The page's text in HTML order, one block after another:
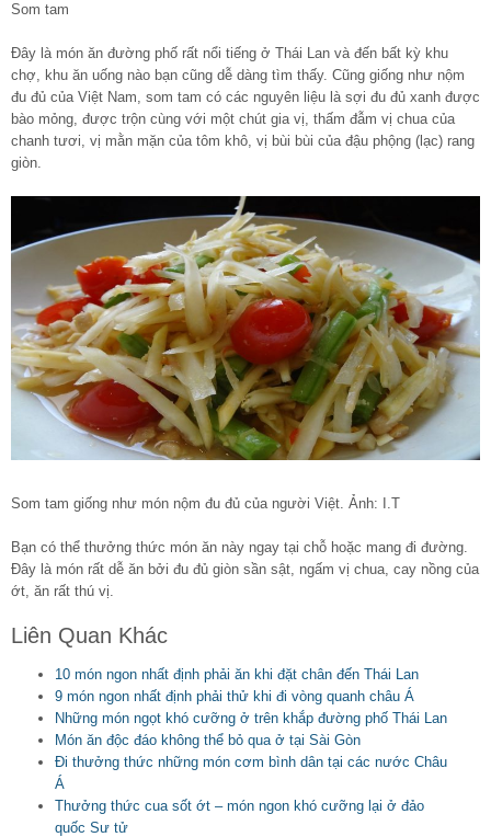
Som tam
Đây là món ăn đường phố rất nổi tiếng ở Thái Lan và đến bất kỳ khu
chợ, khu ăn uống nào bạn cũng dễ dàng tìm thấy. Cũng giống như nộm
đu đủ của Việt Nam, som tam có các nguyên liệu là sợi đu đủ xanh được
bào mỏng, được trộn cùng với một chút gia vị, thấm đẫm vị chua của
chanh tươi, vị mằn mặn của tôm khô, vị bùi bùi của đậu phộng (lạc) rang
giòn.
Som tam giống như món nộm đu đủ của người Việt. Ảnh: I.T
Bạn có thể thưởng thức món ăn này ngay tại chỗ hoặc mang đi đường.
Đây là món rất dễ ăn bởi đu đủ giòn sần sật, ngấm vị chua, cay nồng của
ớt, ăn rất thú vị.
Liên Quan Khác
10 món ngon nhất định phải ăn khi đặt chân đến Thái Lan
9 món ngon nhất định phải thử khi đi vòng quanh châu Á
Những món ngọt khó cưỡng ở trên khắp đường phố Thái Lan
Món ăn độc đáo không thể bỏ qua ở tại Sài Gòn
Đi thưởng thức những món cơm bình dân tại các nước Châu
Á
Thưởng thức cua sốt ớt – món ngon khó cưỡng lại ở đảo
quốc Sư tử